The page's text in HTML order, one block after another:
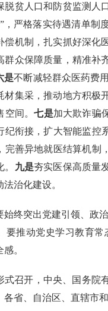
脱贫人口和防贫监测人
，严格落实待遇清单制
偿机制，扎实抓好深化
群众保障质量，精准补
是不断减轻群众医药费
材集采，推动地方积极
空间。七是加大欺诈骗
纪衔接，扩大智能监控
完善异地就医结算机制
九是夯实医保高质量
治化建设。
始终突出党建引领、政
要推动党史学习教育
。
式召开，中央、国务院
各省、自治区、直辖市